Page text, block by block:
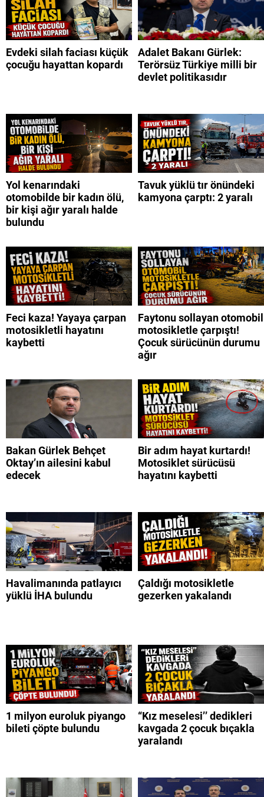
Evdeki silah faciası küçük
çocuğu hayattan kopardı
Adalet Bakanı Gürlek:
Terörsüz Türkiye milli bir
devlet politikasıdır
Yol kenarındaki
otomobilde bir kadın ölü,
bir kişi ağır yaralı halde
bulundu
Tavuk yüklü tır önündeki
kamyona çarptı: 2 yaralı
Feci kaza! Yayaya çarpan
motosikletli hayatını
kaybetti
Faytonu sollayan otomobil
motosikletle çarpıştı!
Çocuk sürücünün durumu
ağır
Bakan Gürlek Behçet
Oktay’ın ailesini kabul
edecek
Bir adım hayat kurtardı!
Motosiklet sürücüsü
hayatını kaybetti
Havalimanında patlayıcı
yüklü İHA bulundu
Çaldığı motosikletle
gezerken yakalandı
1 milyon euroluk piyango
bileti çöpte bulundu
“Kız meselesi’’ dedikleri
kavgada 2 çocuk bıçakla
yaralandı